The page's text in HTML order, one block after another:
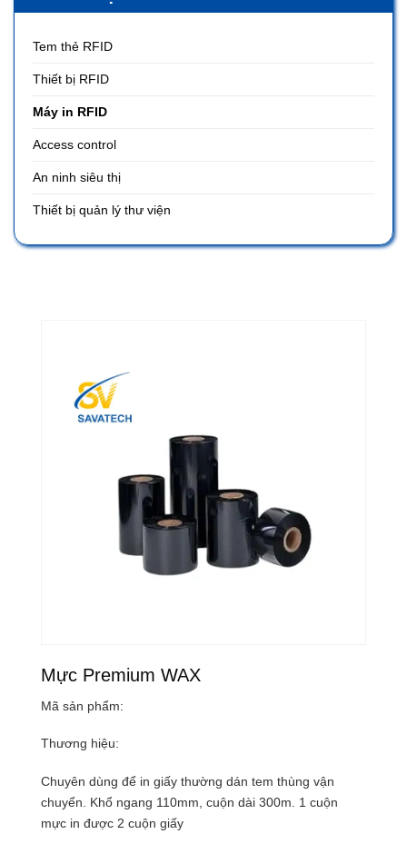
Tem thẻ RFID
Thiết bị RFID
Máy in RFID
Access control
An ninh siêu thị
Thiết bị quản lý thư viện
Mực Premium WAX
Mã sản phẩm:
Thương hiệu:
Chuyên dùng để in giấy thường dán tem thùng vận
chuyển. Khổ ngang 110mm, cuộn dài 300m. 1 cuộn
mực in được 2 cuộn giấy